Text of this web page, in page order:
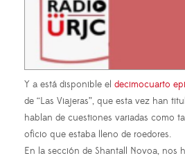
Y a está disponible el decimocuarto
de “Las Viajeras”, que esta vez han
hablan de cuestiones variadas como
oficio que estaba lleno de roedores.
En la sección de Shantall Novoa, nos